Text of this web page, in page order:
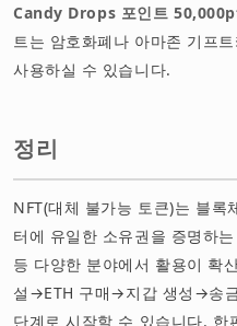
Candy Drops 포인트
트는 암호화폐나 아마존 기프
사용하실 수 있습니다.
정리
NFT(대체 불가능 토큰)는 블록
터에 유일한 소유권을 증명하는
등 다양한 분야에서 활용이 확
설→ETH 구매→지갑 생성→송
단계로 시작할 수 있습니다. 한